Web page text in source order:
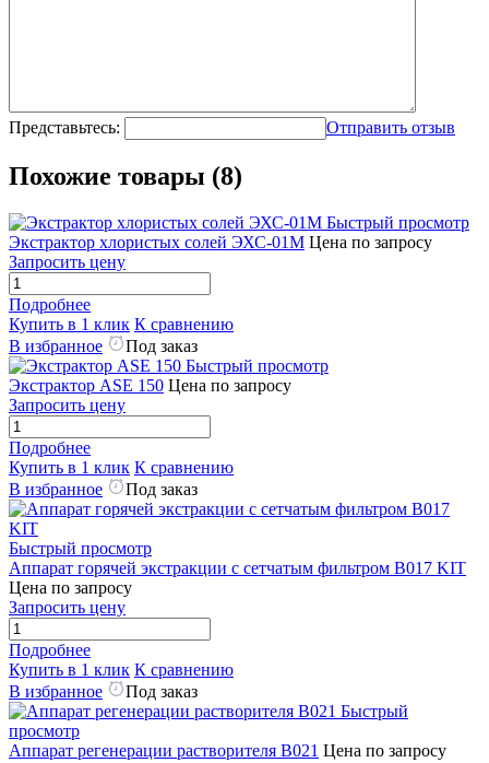
Представьтесь: Отправить отзыв
Похожие товары (8)
Быстрый просмотр
Экстрактор хлористых солей ЭХС-01М Цена по запросу
Запросить цену
Подробнее
Купить в 1 клик К сравнению
В избранное
Под заказ
Быстрый просмотр
Экстрактор ASE 150 Цена по запросу
Запросить цену
Подробнее
Купить в 1 клик К сравнению
В избранное
Под заказ
Быстрый просмотр
Аппарат горячей экстракции с сетчатым фильтром B017 KIT
Цена по запросу
Запросить цену
Подробнее
Купить в 1 клик К сравнению
В избранное
Под заказ
Быстрый
просмотр
Аппарат регенерации растворителя B021 Цена по запросу